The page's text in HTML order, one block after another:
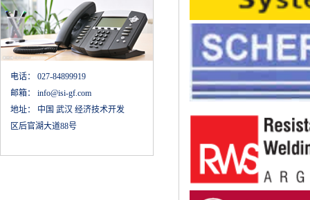
电话： 027-84899919
邮箱： info@isi-gf.com
地址： 中国 武汉 经济技术开发
区后官湖大道88号